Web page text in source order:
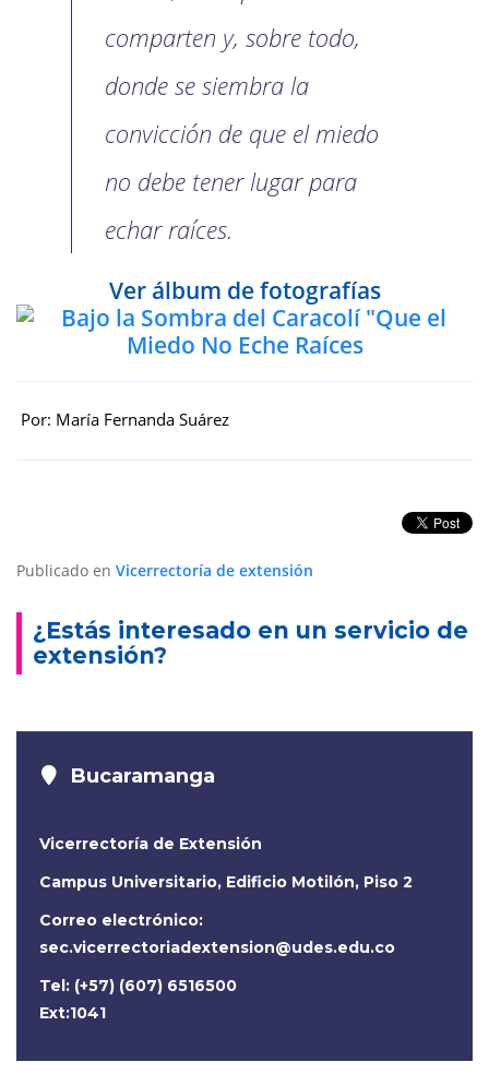
comparten y, sobre todo,
donde se siembra la
convicción de que el miedo
no debe tener lugar para
echar raíces.
Ver álbum de fotografías
Por: María Fernanda Suárez
Publicado en Vicerrectoría de extensión
¿Estás interesado en un servicio de
extensión?
Bucaramanga
Vicerrectoría de Extensión
Campus Universitario, Edificio Motilón, Piso 2
Correo electrónico:
sec.vicerrectoriadextension@udes.edu.co
Tel: (+57) (607) 6516500
Ext:1041